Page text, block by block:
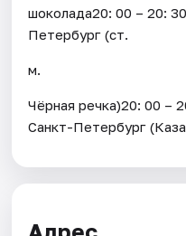
шоколада20: 00 – 20:
Петербург (ст.
м.
Чёрная речка)20: 00 –
Санкт-Петербург